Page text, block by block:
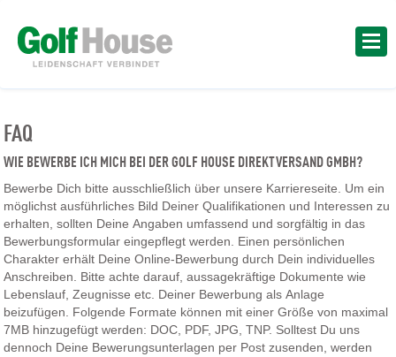
FAQ
WIE BEWERBE ICH MICH BEI DER GOLF HOUSE DIREKTVERSAND GMBH?
Bewerbe Dich bitte ausschließlich über unsere Karriereseite. Um ein
möglichst ausführliches Bild Deiner Qualifikationen und Interessen zu
erhalten, sollten Deine Angaben umfassend und sorgfältig in das
Bewerbungsformular eingepflegt werden. Einen persönlichen
Charakter erhält Deine Online-Bewerbung durch Dein individuelles
Anschreiben. Bitte achte darauf, aussagekräftige Dokumente wie
Lebenslauf, Zeugnisse etc. Deiner Bewerbung als Anlage
beizufügen. Folgende Formate können mit einer Größe von maximal
7MB hinzugefügt werden: DOC, PDF, JPG, TNP. Solltest Du uns
dennoch Deine Bewerungsunterlagen per Post zusenden, werden